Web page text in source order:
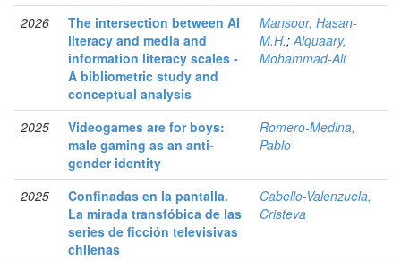
2026
The intersection between AI
literacy and media and
information literacy scales -
A bibliometric study and
conceptual analysis
Mansoor, Hasan-
M.H.;Alquaary,
Mohammad-Ali
2025
Videogames are for boys:
male gaming as an anti-
gender identity
Romero-Medina,
Pablo
2025
Confinadas en la pantalla.
La mirada transfóbica de las
series de ficción televisivas
chilenas
Cabello-Valenzuela,
Cristeva